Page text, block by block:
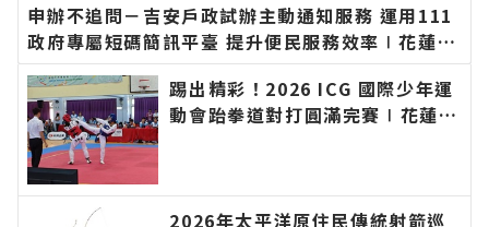
申辦不追問－吉安戶政試辦主動通知服務 運用111
政府專屬短碼簡訊平臺 提升便民服務效率∣花蓮新
聞網官方網站各類新聞－最快速的今日新聞報導 最
新的在地資訊！ 踢出精彩！2026 ICG 國際少年運
動會跆拳道對打圓滿完賽∣花蓮新
2026年太平洋原住民傳統射箭巡